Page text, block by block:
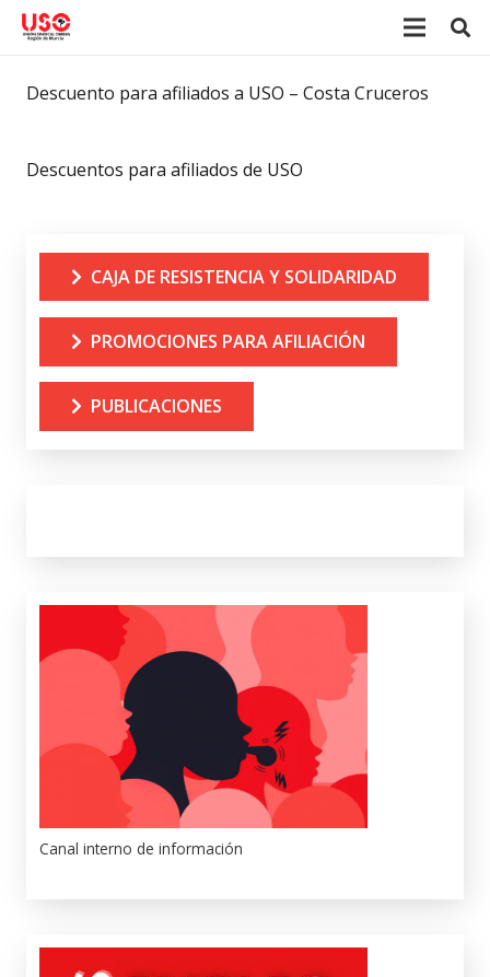
Descuento para afiliados a USO – Costa Cruceros
Descuentos para afiliados de USO
CAJA DE RESISTENCIA Y SOLIDARIDAD
PROMOCIONES PARA AFILIACIÓN
PUBLICACIONES
Canal interno de información